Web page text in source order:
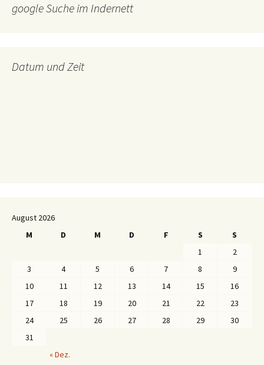
google Suche im Indernett
Datum und Zeit
August 2026
M
D M D F S
S
1
2
3
4 5 6 7 8
9
10
11 12 13 14 15
16
17
18 19 20 21 22
23
24
25 26 27 28 29
30
31
« Dez.